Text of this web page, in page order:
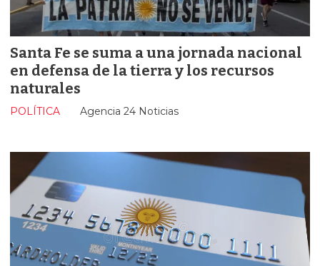
Santa Fe se suma a una jornada nacional
en defensa de la tierra y los recursos
naturales
Agencia 24 Noticias
POLÍTICA